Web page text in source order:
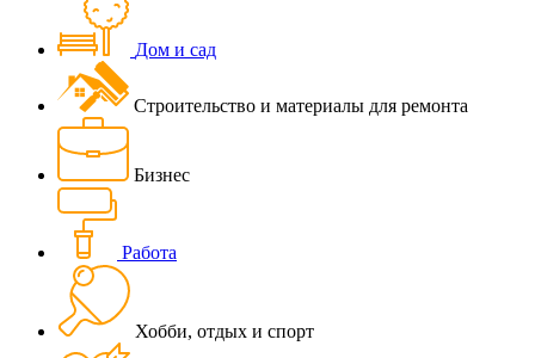
Дом и сад
Строительство и материалы для ремонта
Бизнес
Работа
Хобби, отдых и спорт